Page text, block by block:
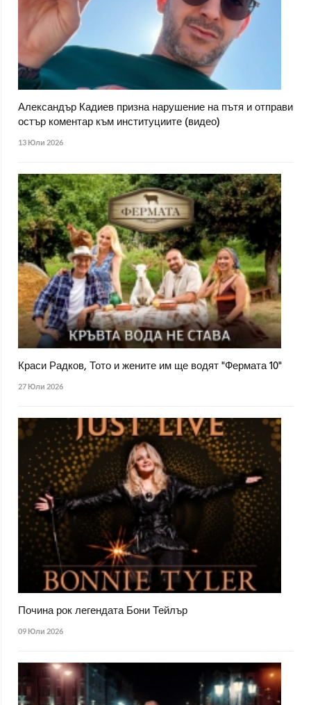
Александър Кадиев призна нарушение на пътя и отправи
остър коментар към институциите (видео)
13 Юли 2026
Краси Радков, Тото и жените им ще водят "Фермата 10"
27 Юли 2026
Почина рок легендата Бони Тейлър
09 Юли 2026